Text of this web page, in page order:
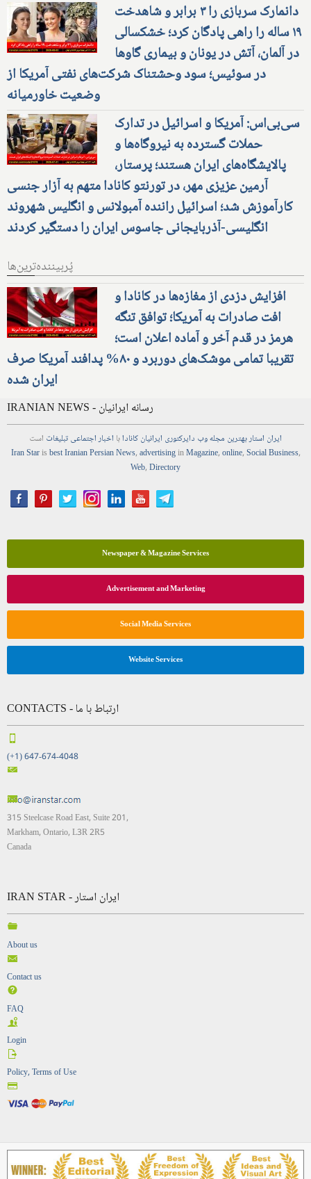
دانمارک سربازی را ۳ برابر و شاهدخت
۱۹ ساله را راهی پادگان کرد؛ خشکسالی
در آلمان، آتش در یونان و بیماری گاوها
در سوئیس؛ سود وحشتناک شرکت‌های نفتی آمریکا از
وضعیت خاورمیانه
سی‌بی‌اس: آمریکا و اسرائیل در تدارک
حملات گسترده به نیروگاه‌ها و
پالایشگاه‌های ایران هستند؛ پرستار،
آرمین عزیزی مهر، در تورنتو کانادا متهم به آزار جنسی
کارآموزش شد؛ اسرائیل راننده آمبولانس و انگلیس شهروند
انگلیسی-آذربایجانی جاسوس ایران را دستگیر کردند
پُربیننده‌ترین‌ها
افزایش دزدی از مغازه‌ها در کانادا و
افت صادرات به آمریکا؛ توافق تنگه
هرمز در قدم آخر و آماده اعلان است؛
تقریبا تمامی موشک‌های دوربرد و ۸۰% پدافند آمریکا صرف
ایران شده
IRANIAN NEWS - رسانه ایرانیان
ایران استاربهترین مجلهوب دایرکتوری ایرانیان کانادابا اخباراجتماعیتبلیغات است
Iran Starisbest Iranian PersianNews,advertisinginMagazine,online,Social Business,
Web,Directory
Newspaper & Magazine Services
Advertisement and Marketing
Social Media Services
Website Services
CONTACTS - ارتباط با ما
(+1) 647-674-4048
315 Steelcase Road East, Suite 201,
Markham, Ontario, L3R 2R5
Canada
IRAN STAR - ایران استار
About us
Contact us
FAQ
Login
Policy, Terms of Use